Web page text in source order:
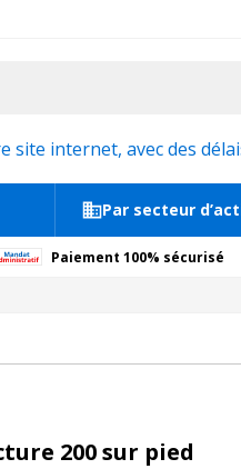
estrade, etc. | 20ans
site internet, avec des
Par secteur
Paiement 100% sécurisé
200 sur pied